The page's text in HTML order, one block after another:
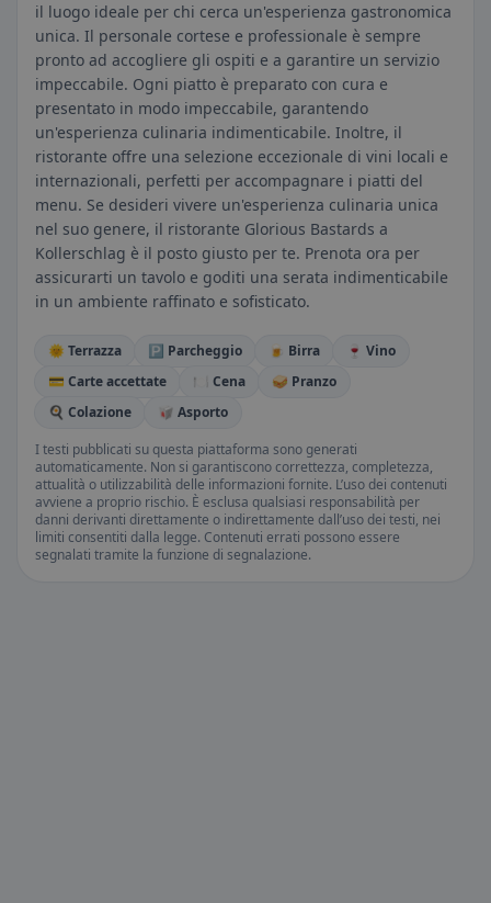
il luogo ideale per chi cerca un'esperienza gastronomica
unica. Il personale cortese e professionale è sempre
pronto ad accogliere gli ospiti e a garantire un servizio
impeccabile. Ogni piatto è preparato con cura e
presentato in modo impeccabile, garantendo
un'esperienza culinaria indimenticabile. Inoltre, il
ristorante offre una selezione eccezionale di vini locali e
internazionali, perfetti per accompagnare i piatti del
menu. Se desideri vivere un'esperienza culinaria unica
nel suo genere, il ristorante Glorious Bastards a
Kollerschlag è il posto giusto per te. Prenota ora per
assicurarti un tavolo e goditi una serata indimenticabile
in un ambiente raffinato e sofisticato.
🌞 Terrazza 🅿️ Parcheggio 🍺 Birra
🍷 Vino
💳 Carte accettate
🍽️ Cena
🥪 Pranzo
🍳 Colazione
🥡 Asporto
I testi pubblicati su questa piattaforma sono generati
automaticamente. Non si garantiscono correttezza, completezza,
attualità o utilizzabilità delle informazioni fornite. L’uso dei contenuti
avviene a proprio rischio. È esclusa qualsiasi responsabilità per
danni derivanti direttamente o indirettamente dall’uso dei testi, nei
limiti consentiti dalla legge. Contenuti errati possono essere
segnalati tramite la funzione di segnalazione.